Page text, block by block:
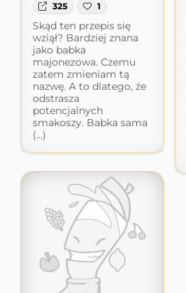
325 1
Skąd ten przepis się
wziął? Bardziej znana
jako babka
majonezowa. Czemu
zatem zmieniam tą
nazwę. A to dlatego, że
odstrasza
potencjalnych
smakoszy. Babka sama
(...)